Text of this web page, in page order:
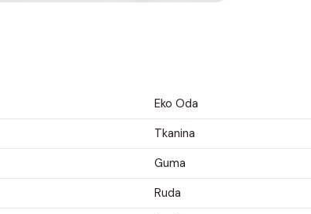
Eko Oda
Tkanina
Guma
Ruda